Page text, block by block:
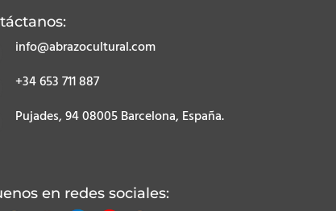
info@abrazocultural.com
+34 653 711 887
Pujades, 94 08005 Barcelona, España.
en redes sociales: